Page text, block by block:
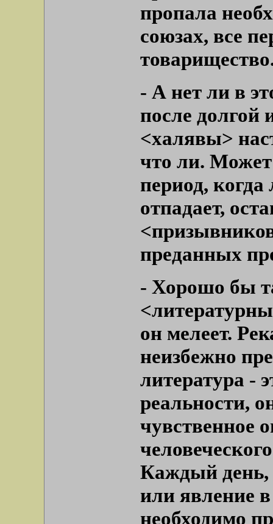
пропала
союзах, все
- А нет ли в
после долгой
<халявы>
что ли.
период,
отпадает,
преданных
- Хорошо бы
он мелеет.
неизбежно
литература -
реальности,
чувственное
Каждый день,
или явление
необходимо